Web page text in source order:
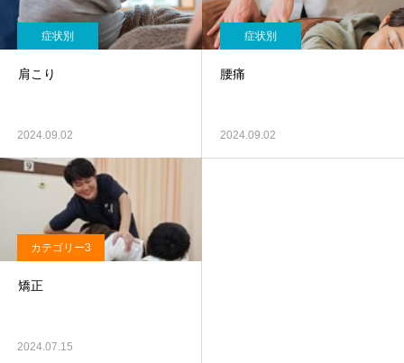
症状別
肩こり
2024.09.02
症状別
腰痛
2024.09.02
カテゴリー3
矯正
2024.07.15